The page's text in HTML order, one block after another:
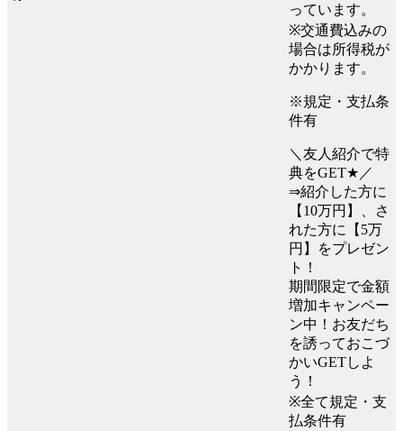
っています。
※交通費込みの
場合は所得税が
かかります。
※規定・支払条
件有
＼友人紹介で特
典をGET★／
⇒紹介した方に
【10万円】、さ
れた方に【5万
円】をプレゼン
ト！
期間限定で金額
増加キャンペー
ン中！お友だち
を誘っておこづ
かいGETしよ
う！
※全て規定・支
払条件有